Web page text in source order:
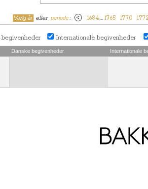
Vælg år eller periode : 1684 …1765 1770
begivenheder Internationale begivenheder
Danske begivenheder Internationale